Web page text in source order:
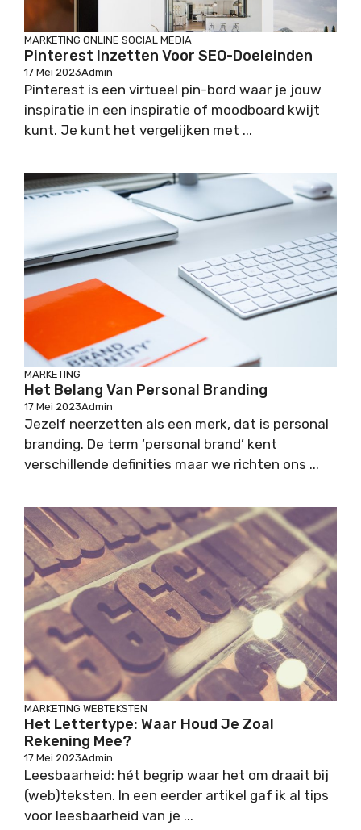
MARKETING ONLINE SOCIAL MEDIA
Pinterest Inzetten Voor SEO-Doeleinden
17 Mei 2023Admin
Pinterest is een virtueel pin-bord waar je jouw
inspiratie in een inspiratie of moodboard kwijt
kunt. Je kunt het vergelijken met ...
MARKETING
Het Belang Van Personal Branding
17 Mei 2023Admin
Jezelf neerzetten als een merk, dat is personal
branding. De term ‘personal brand’ kent
verschillende definities maar we richten ons ...
MARKETING WEBTEKSTEN
Het Lettertype: Waar Houd Je Zoal
Rekening Mee?
17 Mei 2023Admin
Leesbaarheid: hét begrip waar het om draait bij
(web)teksten. In een eerder artikel gaf ik al tips
voor leesbaarheid van je ...